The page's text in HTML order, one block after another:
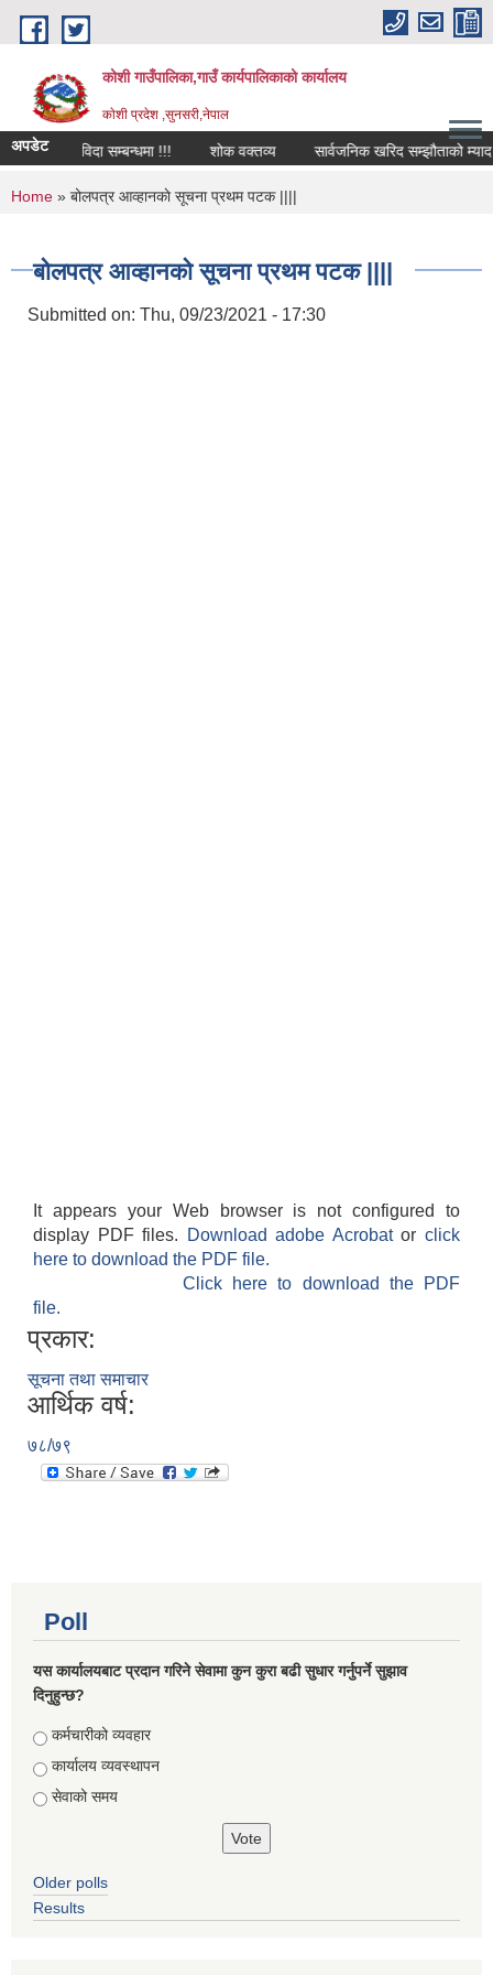
Skip to main content
कोशी गाउँपालिका,गाउँ कार्यपालिकाको कार्यालय
काेशी प्रदेश ,सुनसरी,नेपाल
अपडेट स्थानीय शोक विदा सम्बन्धमा !!! शोक वक्तव्य सार्वजनिक खरिद सम्झौताको म्याद
You are here
Home » बोलपत्र आव्हानकाे सूचना प्रथम पटक ||||
बोलपत्र आव्हानकाे सूचना प्रथम पटक ||||
Submitted on: Thu, 09/23/2021 - 17:30
It appears your Web browser is not configured to
display PDF files.
Download adobe Acrobatorclick
here to download the PDF file.
Click here to download the PDF
file.
प्रकार:
सूचना तथा समाचार
आर्थिक वर्ष:
७८/७९
Poll
यस कार्यालयबाट प्रदान गरिने सेवामा कुन कुरा बढी सुधार गर्नुपर्ने सुझाव
दिनुहुन्छ?
Choices
कर्मचारीको व्यवहार
कार्यालय व्यवस्थापन
सेवाको समय
Older polls
Results